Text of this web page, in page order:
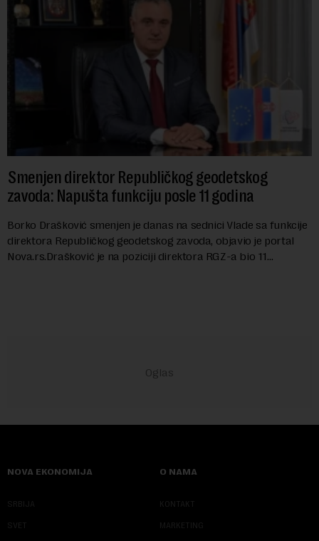
Smenjen direktor Republičkog geodetskog
zavoda: Napušta funkciju posle 11 godina
Borko Drašković smenjen je danas na sednici Vlade sa funkcije
direktora Republičkog geodetskog zavoda, objavio je portal
Nova.rs.Drašković je na poziciji direktora RGZ-a bio 11
NOVA EKONOMIJA
SRBIJA
SVET
O NAMA
KONTAKT
MARKETING